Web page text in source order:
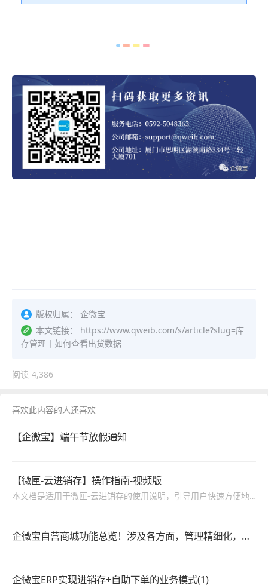
版权归属：
企微宝
本文链接：
https://www.qweib.com/s/article?slug=库
存管理丨如何查看出货数据
阅读 4,386
喜欢此内容的人还喜欢
【企微宝】端午节放假通知
【微匣-云进销存】操作指南-视频版
本文档是适用于微匣-云进销存的使用说明，引导用户快速方便地使用系统，包括进销存、系统管理、财务管理等功能的操作说明。
企微宝自营商城功能总览！涉及各方面，管理精细化，帮助企业追赶销售潮流提高营业额！3
企微宝ERP实现进销存+自助下单的业务模式(1)